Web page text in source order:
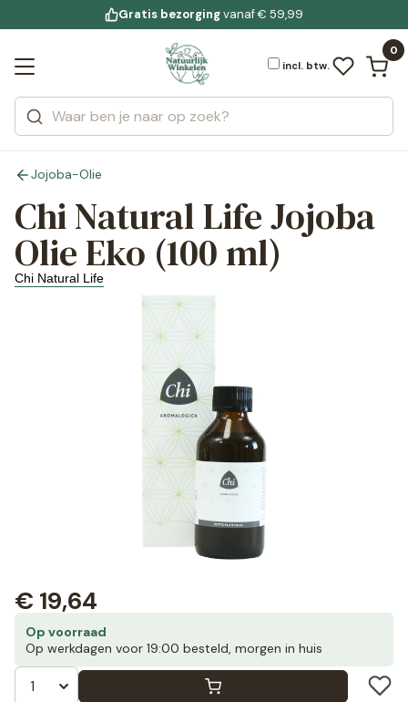
Jouw bewuste leefstijl
voor 19:00 uur besteld
Gratis bezorgingvanaf € 59,99
incl. btw.
0
Zoeken
Categorieën
Merken
Bekijk alle resultaten
Jojoba-Olie
Chi Natural Life Jojoba
Olie Eko (100 ml)
Chi Natural Life
Op voorraad
Op werkdagen voor 19:00 besteld, morgen in huis
€ 19,64